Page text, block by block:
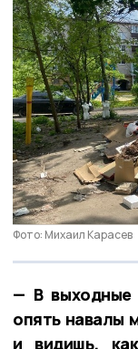
Фото: Михаил Карасев
— В выходные
опять навалы
и видишь,